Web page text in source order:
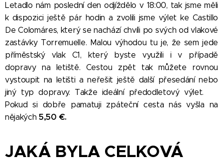
Letadlo nám poslední den odjíždělo v 18:00, tak jsme měli
k dispozici ještě pár hodin a zvolili jsme výlet ke Castillo
De Colomáres, který se nachází chvíli po svých od vlakové
zastávky Torremuelle. Malou výhodou tu je, že sem jede
příměstský vlak C1, který byste využili i v případě
dopravy na letiště. Cestou zpět tak můžete rovnou
vystoupit na letišti a neřešit ještě další přesedání nebo
jiný typ dopravy. Takže ideální předodletový výlet.
Pokud si dobře pamatuji zpáteční cesta nás vyšla na
nějakých5,50 €.
JAKÁ BYLA CELKOVÁ